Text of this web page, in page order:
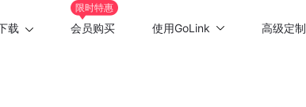
载
限时特惠
会员购买 使用GoLink 高级定制